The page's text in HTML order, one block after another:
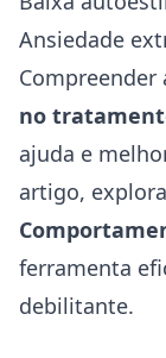
Ansiedade
Compreender
no
ajuda e
artigo,
ferramenta
debilitante.